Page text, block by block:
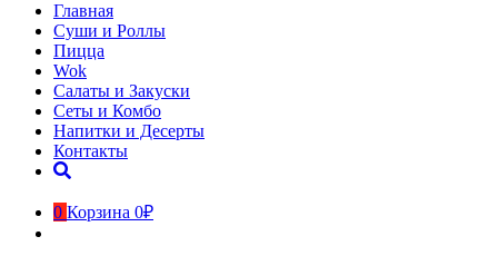
Главная
Суши и Роллы
Пицца
Wok
Салаты и Закуски
Сеты и Комбо
Напитки и Десерты
Контакты
0 Корзина 0₽